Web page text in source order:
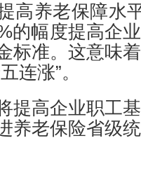
高养老保障水
的幅度提高企
标准。这意味
连涨”。
提高企业职工
养老保险省级